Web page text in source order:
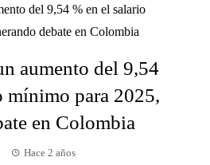
aumento del 9,54
mínimo para 2025,
en Colombia
Hace 2 años